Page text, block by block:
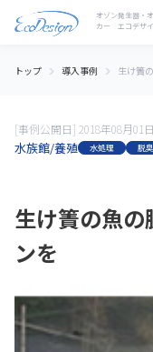
トップ 導入事例 生け簀
[事例公開日] 2018年08月01日
水族館/養殖 水処理 脱臭
生け簀の魚
ンを